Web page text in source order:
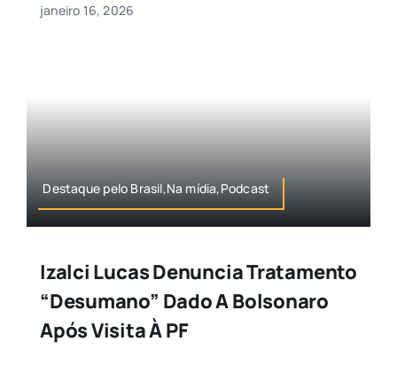
janeiro 16, 2026
Destaque pelo Brasil,Na mídia,Podcast
Izalci Lucas Denuncia Tratamento
“desumano” Dado A Bolsonaro
Após Visita À PF